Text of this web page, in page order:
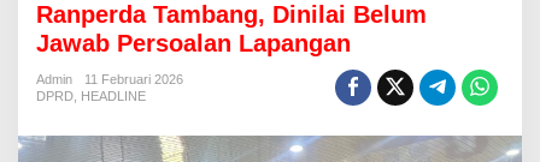
Ranperda Tambang, Dinilai Belum
Jawab Persoalan Lapangan
Admin
11 Februari 2026
DPRD HEADLINE